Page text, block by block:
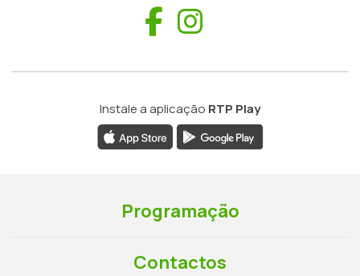
Facebook
Instale a aplicação RTP Play
Programação
Contactos